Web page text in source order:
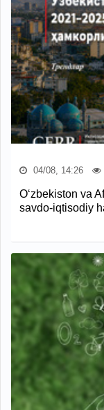
04/08, 14:26
O‘zbekiston va
savdo-iqtisodiy